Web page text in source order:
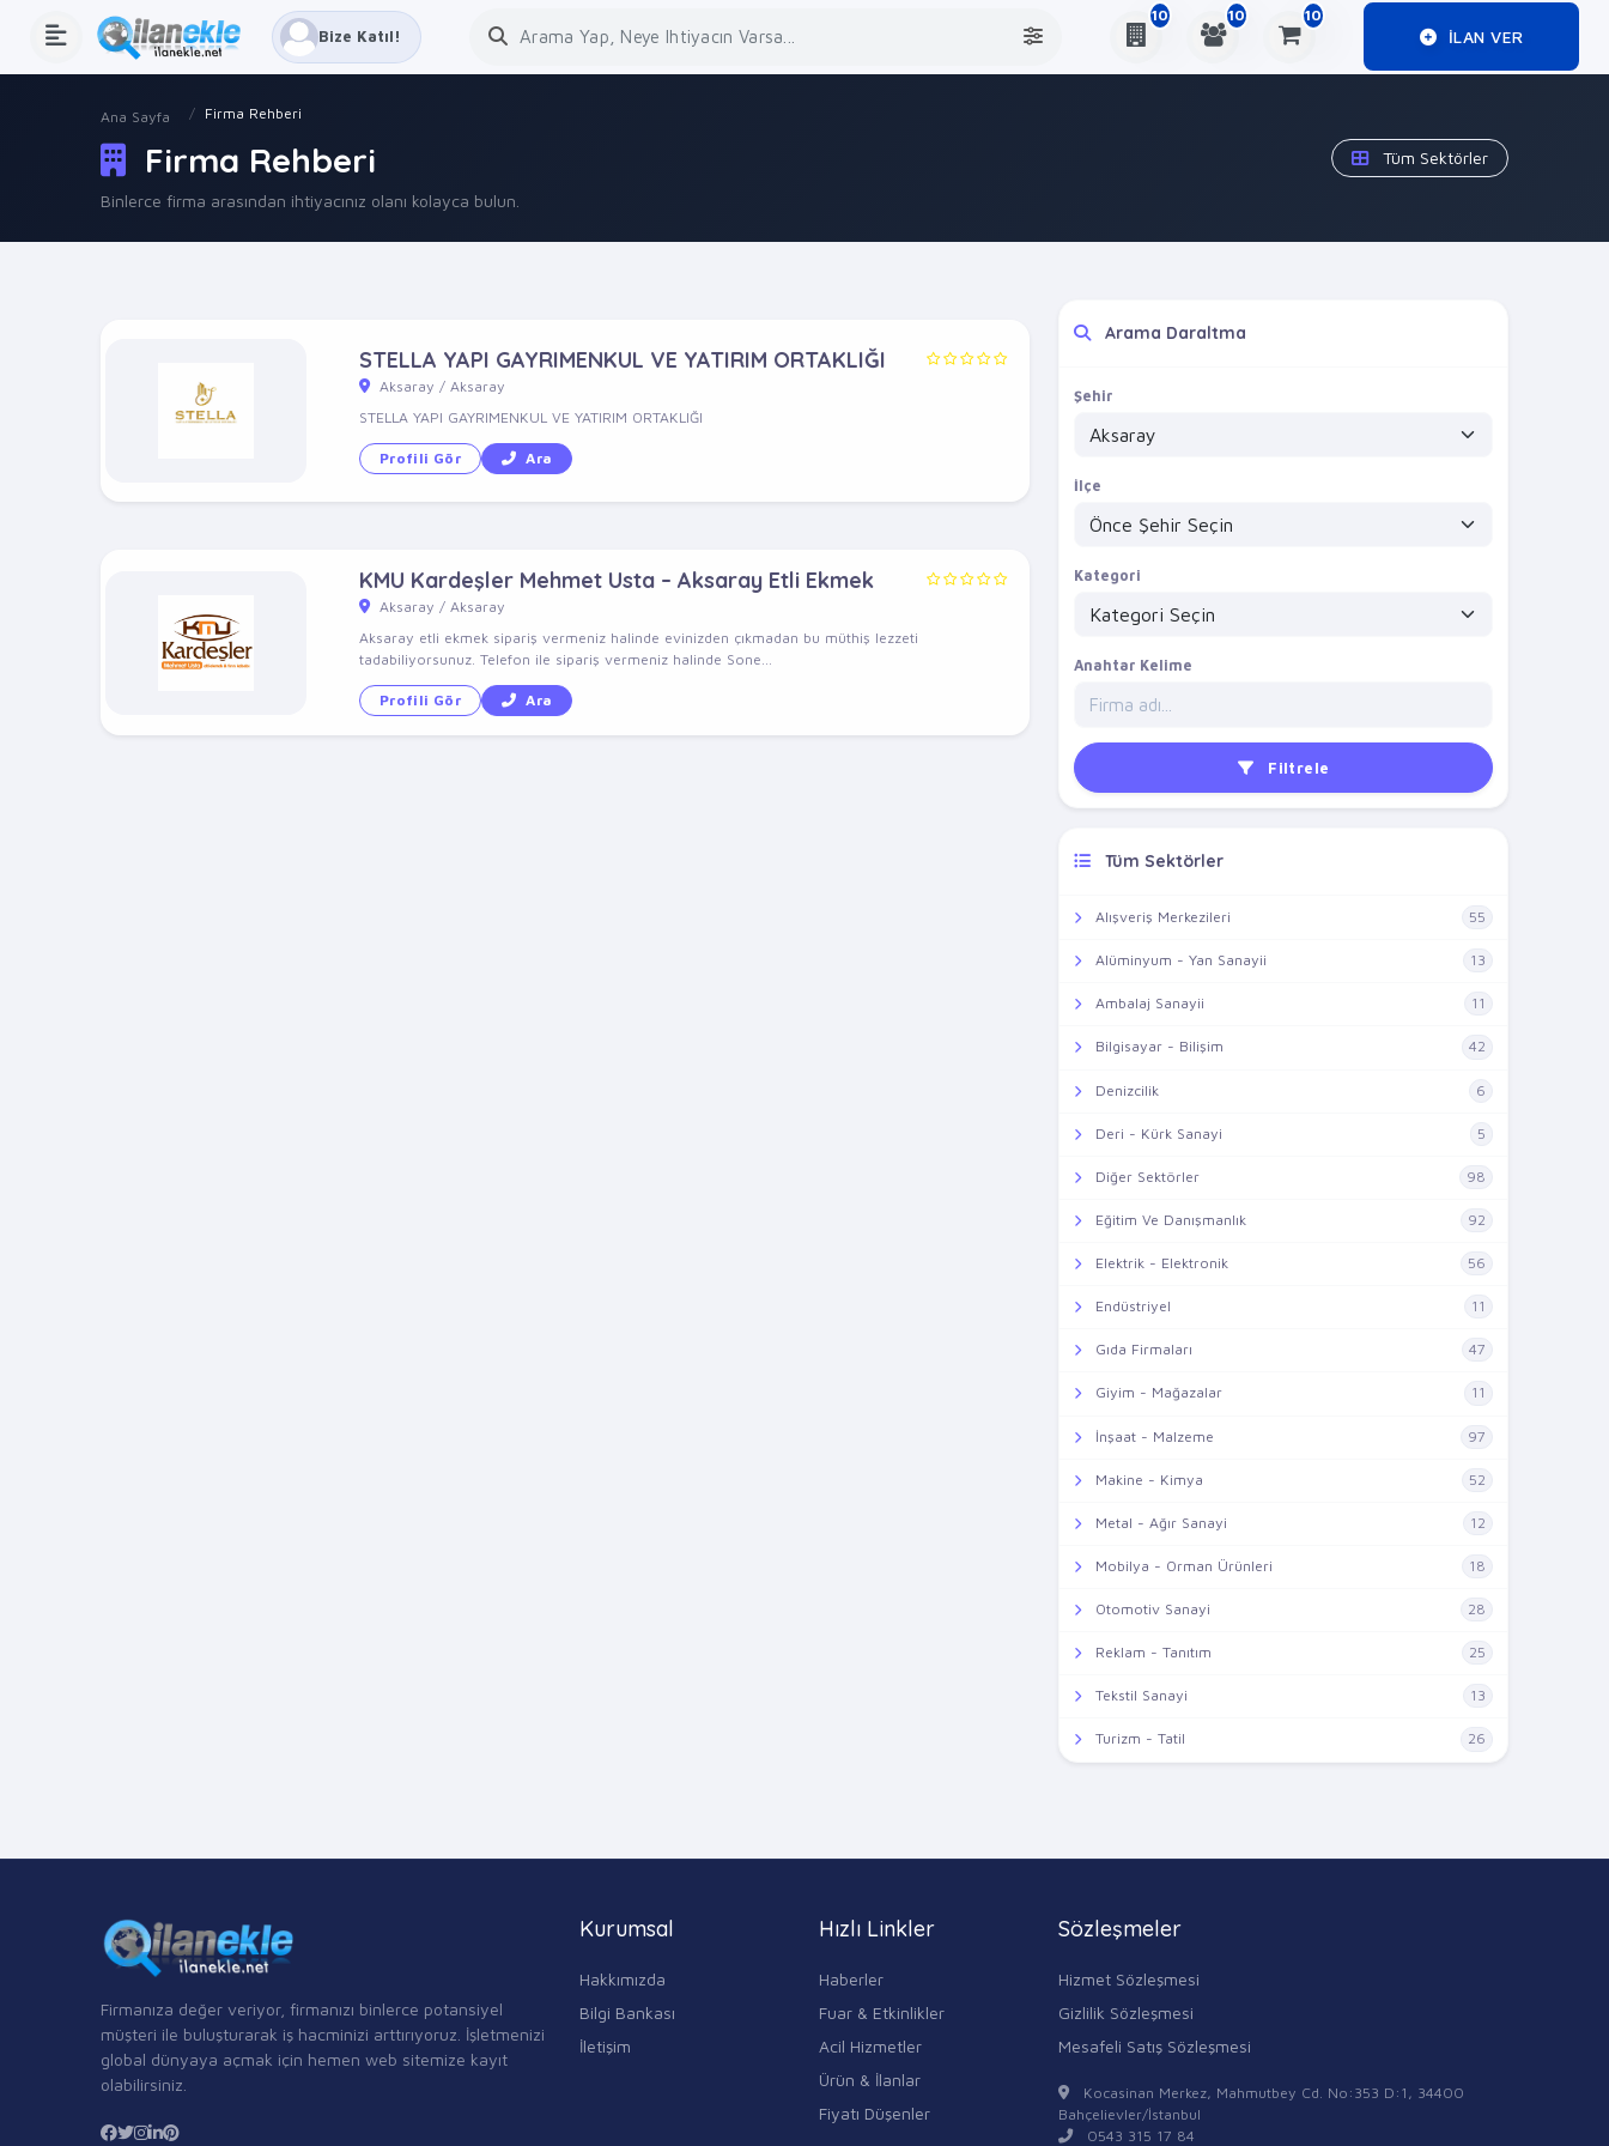
Bize Katıl!
10 10 10
ILAN VER
Ana Sayfa Firma Rehberi
Firma Rehberi
Binlerce firma arasından ihtiyacınız olanı kolayca bulun.
Tüm Sektörler
STELLA YAPI GAYRIMENKUL VE YATIRIM ORTAKLIĞI
Aksaray / Aksaray
STELLA YAPI GAYRIMENKUL VE YATIRIM ORTAKLIĞI
Profili Gör Ara
KMU Kardeşler Mehmet Usta – Aksaray Etli Ekmek
Aksaray / Aksaray
Aksaray etli ekmek sipariş vermeniz halinde evinizden çıkmadan bu müthiş lezzeti
tadabiliyorsunuz. Telefon ile sipariş vermeniz halinde Sone...
Profili Gör Ara
Arama Daraltma
Şehir
İlçe
Kategori
Anahtar Kelime
Filtrele
Tüm Sektörler
Alışveriş Merkezileri 55
Alüminyum - Yan Sanayii 13
Ambalaj Sanayii 11
Bilgisayar - Bilişim 42
Denizcilik 6
Deri - Kürk Sanayi 5
Diğer Sektörler 98
Eğitim Ve Danışmanlık 92
Elektrik - Elektronik 56
Endüstriyel 11
Gıda Firmaları 47
Giyim - Mağazalar 11
İnşaat - Malzeme 97
Makine - Kimya 52
Metal - Ağır Sanayi 12
Mobilya - Orman Ürünleri 18
Otomotiv Sanayi 28
Reklam - Tanıtım 25
Tekstil Sanayi 13
Turizm - Tatil 26
Firmanıza değer veriyor, firmanızı binlerce potansiyel
müşteri ile buluşturarak iş hacminizi arttırıyoruz. İşletmenizi
global dünyaya açmak için hemen web sitemize kayıt
olabilirsiniz.
Kurumsal
Hakkımızda
Bilgi Bankası
İletişim
Hızlı Linkler
Haberler
Fuar & Etkinlikler
Acil Hizmetler
Ürün & İlanlar
Fiyatı Düşenler
Sözleşmeler
Hizmet Sözleşmesi
Gizlilik Sözleşmesi
Mesafeli Satış Sözleşmesi
Kocasinan Merkez, Mahmutbey Cd. No:353 D:1, 34400
Bahçelievler/İstanbul
0543 315 17 84